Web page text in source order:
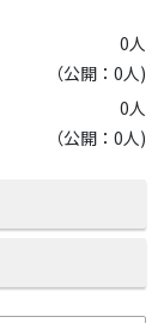
0人
（公開：0人)
0人
（公開：0人)